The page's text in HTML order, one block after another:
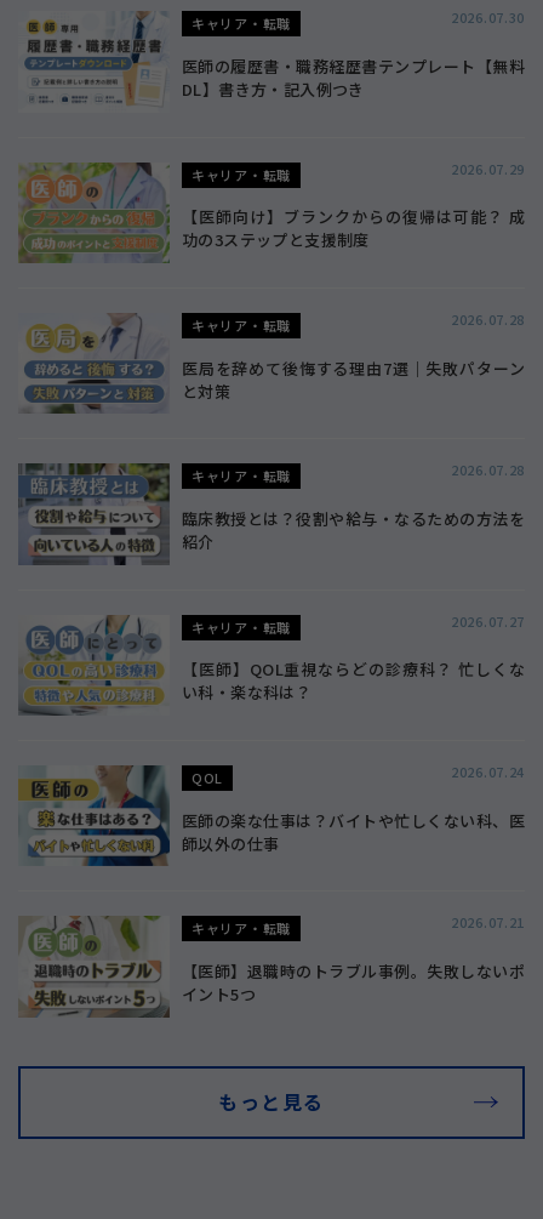
キャリア・転職 2026.07.30
医師の履歴書・職務経歴書テンプレート【無料
DL】書き方・記入例つき
キャリア・転職 2026.07.29
【医師向け】ブランクからの復帰は可能？ 成
功の3ステップと支援制度
キャリア・転職 2026.07.28
医局を辞めて後悔する理由7選｜失敗パターン
と対策
キャリア・転職 2026.07.28
臨床教授とは？役割や給与・なるための方法を
紹介
キャリア・転職 2026.07.27
【医師】QOL重視ならどの診療科？ 忙しくな
い科・楽な科は？
QOL 2026.07.24
医師の楽な仕事は？バイトや忙しくない科、医
師以外の仕事
キャリア・転職 2026.07.21
【医師】退職時のトラブル事例。失敗しないポ
イント5つ
もっと見る